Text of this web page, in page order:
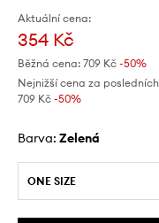
Aktuální cena:
354 Kč
Běžná cena: 709 Kč -50%
Nejnižší cena za
709 Kč -50%
Barva: zelená
ONE SIZE